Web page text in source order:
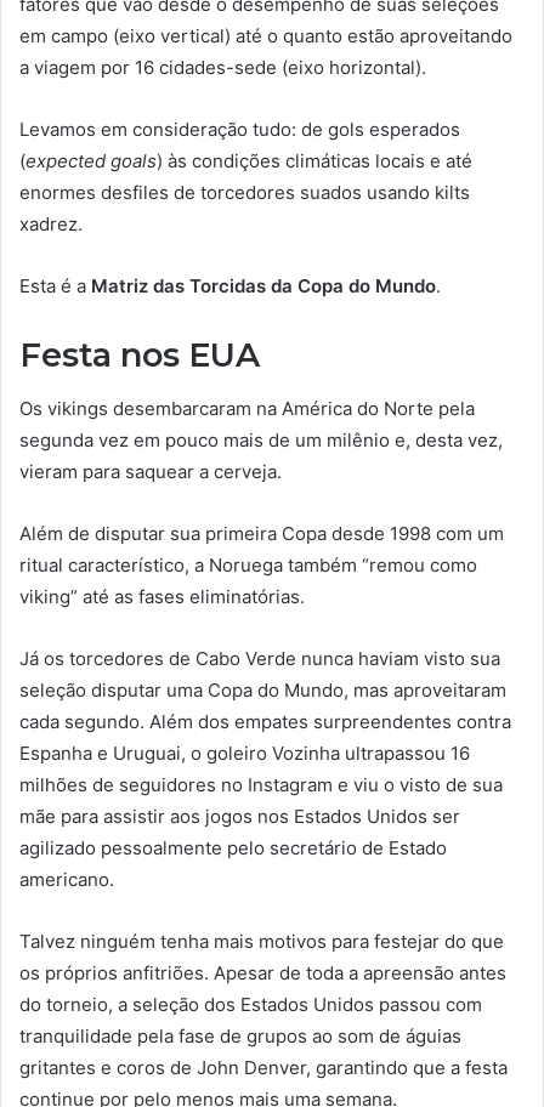
em campo (eixo vertical) até o quanto estão aproveitando
a viagem por 16 cidades-sede (eixo horizontal).
Levamos em consideração tudo: de gols esperados
(expected goals) às condições climáticas locais e até
enormes desfiles de torcedores suados usando kilts
xadrez.
Esta é a Matriz das Torcidas da Copa do Mundo.
Festa nos EUA
Os vikings desembarcaram na América do Norte pela
segunda vez em pouco mais de um milênio e, desta vez,
vieram para saquear a cerveja.
Além de disputar sua primeira Copa desde 1998 com um
ritual característico, a Noruega também “remou como
viking” até as fases eliminatórias.
Já os torcedores de Cabo Verde nunca haviam visto sua
seleção disputar uma Copa do Mundo, mas aproveitaram
cada segundo. Além dos empates surpreendentes contra
Espanha e Uruguai, o goleiro Vozinha ultrapassou 16
milhões de seguidores no Instagram e viu o visto de sua
mãe para assistir aos jogos nos Estados Unidos ser
agilizado pessoalmente pelo secretário de Estado
americano.
Talvez ninguém tenha mais motivos para festejar do que
os próprios anfitriões. Apesar de toda a apreensão antes
do torneio, a seleção dos Estados Unidos passou com
tranquilidade pela fase de grupos ao som de águias
gritantes e coros de John Denver, garantindo que a festa
continue por pelo menos mais uma semana.